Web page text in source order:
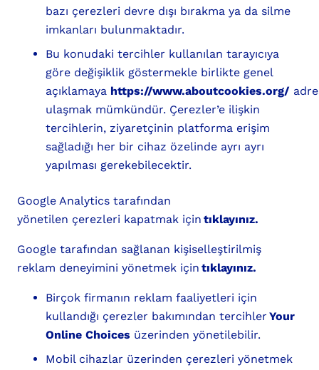
bazı çerezleri devre dışı bırakma ya da silme
imkanları bulunmaktadır.
Bu konudaki tercihler kullanılan tarayıcıya
göre değişiklik göstermekle birlikte genel
açıklamaya https://www.aboutcookies.org/
ulaşmak mümkündür. Çerezler’e ilişkin
tercihlerin, ziyaretçinin platforma erişim
sağladığı her bir cihaz özelinde ayrı ayrı
yapılması gerekebilecektir.
Google Analytics tarafından
yönetilen çerezleri kapatmak için tıklayınız.
Google tarafından sağlanan kişiselleştirilmiş
reklam deneyimini yönetmek için tıklayınız.
Birçok firmanın reklam faaliyetleri için
kullandığı çerezler bakımından tercihler Your
Online Choices üzerinden yönetilebilir.
Mobil cihazlar üzerinden çerezleri yönetmek